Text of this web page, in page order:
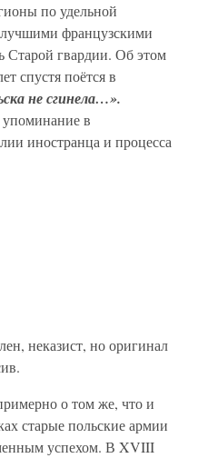
по удельной
лучшими французскими
Старой гвардии. Об этом
спустя поётся в
не сгинела…».
упоминание в
иностранца и процесса
неказист, но оригинал
о том же, что и
старые польские армии
успехом. В XVIII